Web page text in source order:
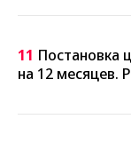
11 Постановка
на 12 месяцев.